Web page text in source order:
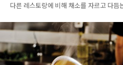
다른 레스토랑에 비해 채소를 자르고 다듬